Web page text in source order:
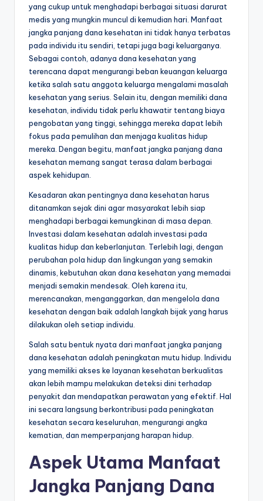
yang cukup untuk menghadapi berbagai situasi darurat
medis yang mungkin muncul di kemudian hari. Manfaat
jangka panjang dana kesehatan ini tidak hanya terbatas
pada individu itu sendiri, tetapi juga bagi keluarganya.
Sebagai contoh, adanya dana kesehatan yang
terencana dapat mengurangi beban keuangan keluarga
ketika salah satu anggota keluarga mengalami masalah
kesehatan yang serius. Selain itu, dengan memiliki dana
kesehatan, individu tidak perlu khawatir tentang biaya
pengobatan yang tinggi, sehingga mereka dapat lebih
fokus pada pemulihan dan menjaga kualitas hidup
mereka. Dengan begitu, manfaat jangka panjang dana
kesehatan memang sangat terasa dalam berbagai
aspek kehidupan.
Kesadaran akan pentingnya dana kesehatan harus
ditanamkan sejak dini agar masyarakat lebih siap
menghadapi berbagai kemungkinan di masa depan.
Investasi dalam kesehatan adalah investasi pada
kualitas hidup dan keberlanjutan. Terlebih lagi, dengan
perubahan pola hidup dan lingkungan yang semakin
dinamis, kebutuhan akan dana kesehatan yang memadai
menjadi semakin mendesak. Oleh karena itu,
merencanakan, menganggarkan, dan mengelola dana
kesehatan dengan baik adalah langkah bijak yang harus
dilakukan oleh setiap individu.
Salah satu bentuk nyata dari manfaat jangka panjang
dana kesehatan adalah peningkatan mutu hidup. Individu
yang memiliki akses ke layanan kesehatan berkualitas
akan lebih mampu melakukan deteksi dini terhadap
penyakit dan mendapatkan perawatan yang efektif. Hal
ini secara langsung berkontribusi pada peningkatan
kesehatan secara keseluruhan, mengurangi angka
kematian, dan memperpanjang harapan hidup.
Aspek Utama Manfaat
Jangka Panjang Dana